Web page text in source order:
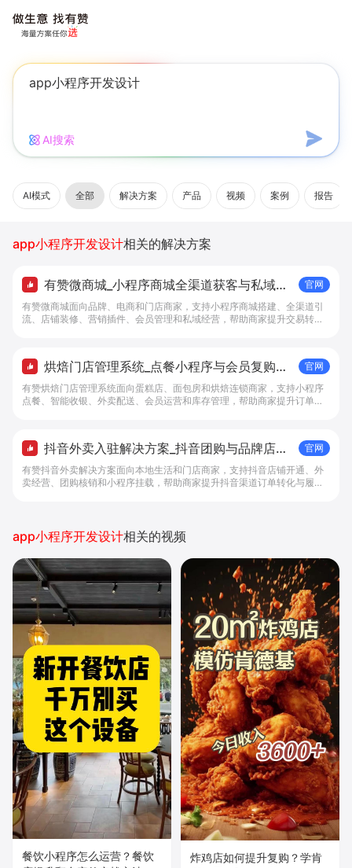
AI搜索
AI模式 全部 解决方案 产品 视频 案例 报告
app小程序开发设计相关的解决方案
有赞微商城_小程序商城全渠道获客与私域复
购工具 - 做生意, 找有赞
官网
有赞微商城面向品牌、电商和门店商家，支持小程序商城搭建、全渠道引
流、店铺装修、营销插件、会员管理和私域经营，帮助商家提升交易转化
烘焙门店管理系统_点餐小程序与会员复购工
具 - 做生意, 找有赞
官网
有赞烘焙门店管理系统面向蛋糕店、面包房和烘焙连锁商家，支持小程序
点餐、智能收银、外卖配送、会员运营和库存管理，帮助商家提升订单转
抖音外卖入驻解决方案_抖音团购与品牌店铺
经营工具 - 做抖音生意，找有赞
官网
有赞抖音外卖解决方案面向本地生活和门店商家，支持抖音店铺开通、外
卖经营、团购核销和小程序挂载，帮助商家提升抖音渠道订单转化与履约
app小程序开发设计相关的视频
餐饮小程序怎么运营？餐饮
炸鸡店如何提升复购？学肯